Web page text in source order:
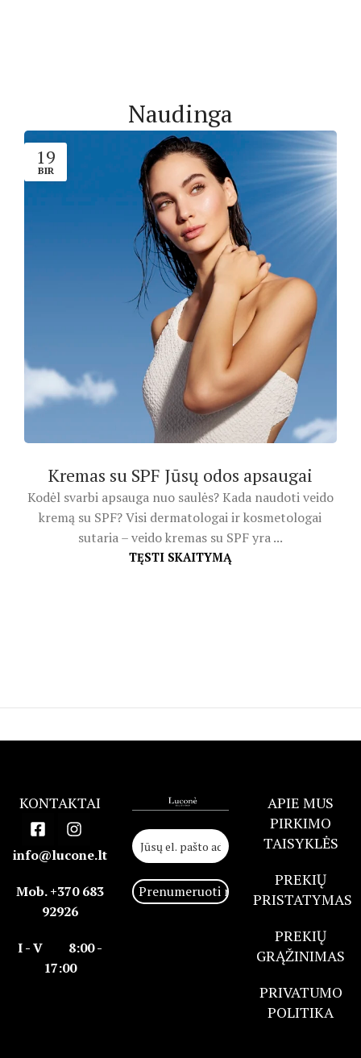
Naudinga
19
BIR
Kremas su SPF Jūsų odos apsaugai
Kodėl svarbi apsauga nuo saulės? Kada naudoti veido
kremą su SPF? Visi dermatologai ir kosmetologai
sutaria – veido kremas su SPF yra ...
TĘSTI SKAITYMĄ
KONTAKTAI
info@lucone.lt
Mob. +370 683
92926
I - V 8:00 -
17:00
APIE MUS
PIRKIMO
TAISYKLĖS
PREKIŲ
PRISTATYMAS
PREKIŲ
GRĄŽINIMAS
PRIVATUMO
POLITIKA